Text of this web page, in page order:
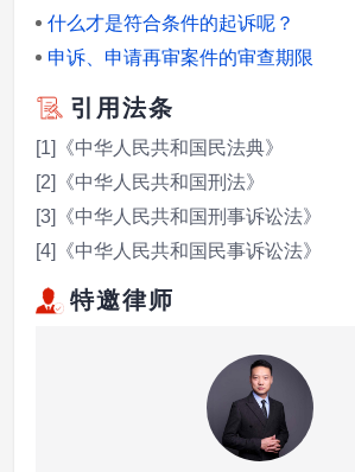
什么才是符合条件的起诉呢？
申诉、申请再审案件的审查期限
引用法条
[1]《中华人民共和国民法典》
[2]《中华人民共和国刑法》
[3]《中华人民共和国刑事诉讼法》
[4]《中华人民共和国民事诉讼法》
特邀律师